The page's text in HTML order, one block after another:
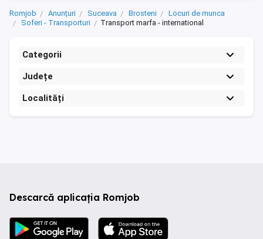
Romjob Anunțuri Suceava Brosteni
Locuri de munca
Soferi - Transporturi
Transport marfa - international
Categorii
Județe
Localități
Descarcă aplicația Romjob